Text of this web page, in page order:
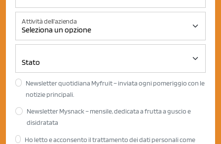
Attività dell'azienda
Newsletter quotidiana Myfruit – inviata ogni pomeriggio con le
notizie principali.
Newsletter Mysnack – mensile, dedicata a frutta a guscio e
disidratata
Ho letto e acconsento il trattamento dei dati personali come